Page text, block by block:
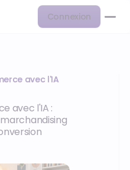
Connexion
avec l'IA
avec l'IA :